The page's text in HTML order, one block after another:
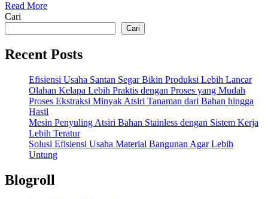
Read More
Cari
Cari
Recent Posts
Efisiensi Usaha Santan Segar Bikin Produksi Lebih Lancar
Olahan Kelapa Lebih Praktis dengan Proses yang Mudah
Proses Ekstraksi Minyak Atsiri Tanaman dari Bahan hingga
Hasil
Mesin Penyuling Atsiri Bahan Stainless dengan Sistem Kerja
Lebih Teratur
Solusi Efisiensi Usaha Material Bangunan Agar Lebih
Untung
Blogroll